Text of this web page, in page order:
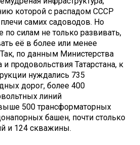
которой с распадом СССР
самих садоводов. Но
по силам не только развивать,
её в более или менее
по данным Министерства
и продовольствия Татарстана, к
нуждались 735
дорог, более 400
линий
500 трансформаторных
башен, почти столько
и 124 скважины.